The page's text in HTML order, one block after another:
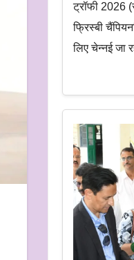
ट्रॉफी 2026
फ्रिस्बी
लिए चेन्नई जा